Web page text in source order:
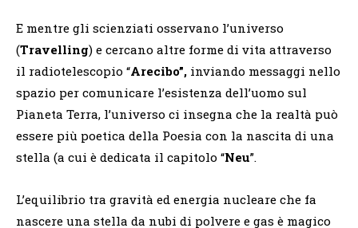
E mentre gli scienziati osservano l’universo
(Travelling) e cercano altre forme di vita attraverso
il radiotelescopio “Arecibo”, inviando messaggi nello
spazio per comunicare l’esistenza dell’uomo sul
Pianeta Terra, l’universo ci insegna che la realtà può
essere più poetica della Poesia con la nascita di una
stella (a cui è dedicata il capitolo “Neu”.
L’equilibrio tra gravità ed energia nucleare che fa
nascere una stella da nubi di polvere e gas è magico